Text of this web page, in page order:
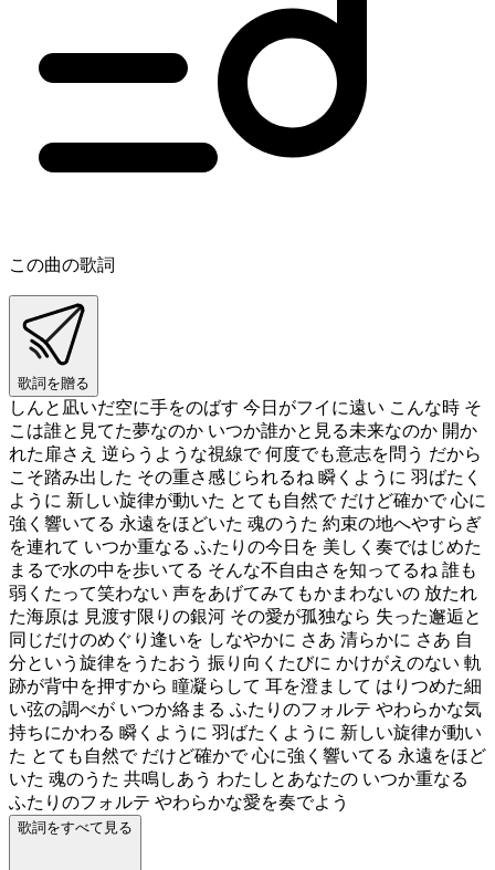
この曲の歌詞
歌詞を贈る
しんと凪いだ空に手をのばす 今日がフイに遠い こんな時 そ
こは誰と見てた夢なのか いつか誰かと見る未来なのか 開か
れた扉さえ 逆らうような視線で 何度でも意志を問う だから
こそ踏み出した その重さ感じられるね 瞬くように 羽ばたく
ように 新しい旋律が動いた とても自然で だけど確かで 心に
強く響いてる 永遠をほどいた 魂のうた 約束の地へやすらぎ
を連れて いつか重なる ふたりの今日を 美しく奏ではじめた
まるで水の中を歩いてる そんな不自由さを知ってるね 誰も
弱くたって笑わない 声をあげてみてもかまわないの 放たれ
た海原は 見渡す限りの銀河 その愛が孤独なら 失った邂逅と
同じだけのめぐり逢いを しなやかに さあ 清らかに さあ 自
分という旋律をうたおう 振り向くたびに かけがえのない 軌
跡が背中を押すから 瞳凝らして 耳を澄まして はりつめた細
い弦の調べが いつか絡まる ふたりのフォルテ やわらかな気
持ちにかわる 瞬くように 羽ばたくように 新しい旋律が動い
た とても自然で だけど確かで 心に強く響いてる 永遠をほど
いた 魂のうた 共鳴しあう わたしとあなたの いつか重なる
ふたりのフォルテ やわらかな愛を奏でよう
歌詞をすべて見る